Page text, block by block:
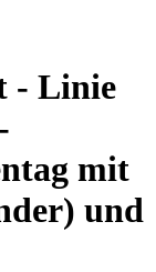
- Linie
mit
und